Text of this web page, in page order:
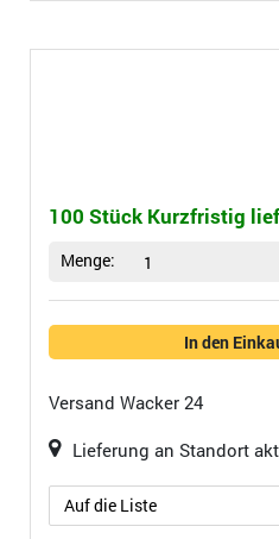
100 Stück Kurzfristig
Menge: 1
In den
Versand Wacker 24
Lieferung an Standort
Auf die Liste